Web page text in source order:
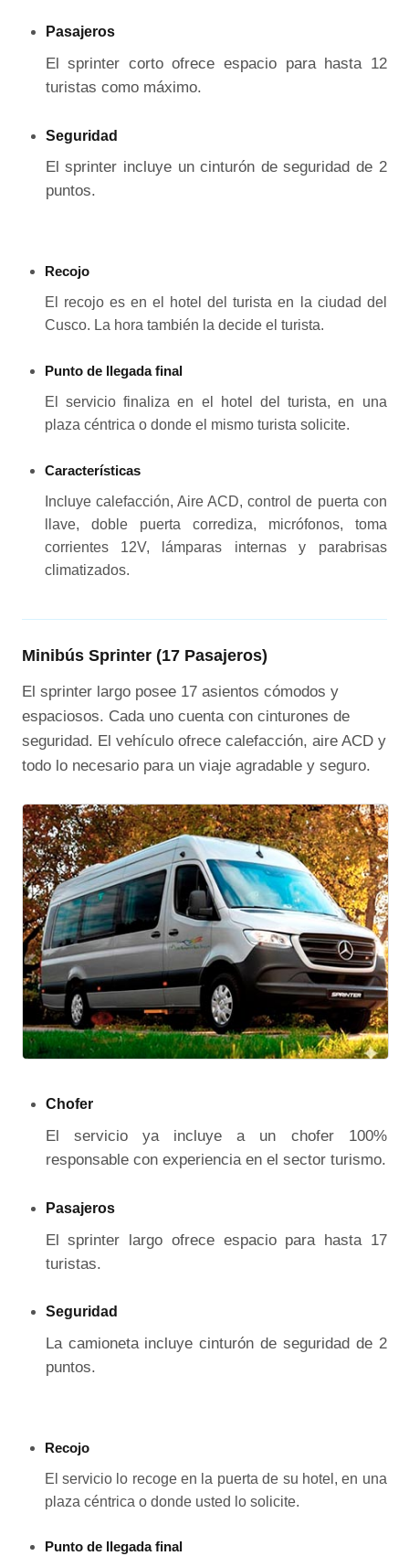
Pasajeros
El sprinter corto ofrece espacio para hasta 12
turistas como máximo.
Seguridad
El sprinter incluye un cinturón de seguridad de 2
puntos.
Recojo
El recojo es en el hotel del turista en la ciudad del
Cusco. La hora también la decide el turista.
Punto de llegada final
El servicio finaliza en el hotel del turista, en una
plaza céntrica o donde el mismo turista solicite.
Características
Incluye calefacción, Aire ACD, control de puerta con
llave, doble puerta corrediza, micrófonos, toma
corrientes 12V, lámparas internas y parabrisas
climatizados.
Minibús Sprinter (17 Pasajeros)
El sprinter largo posee 17 asientos cómodos y
espaciosos. Cada uno cuenta con cinturones de
seguridad. El vehículo ofrece calefacción, aire ACD y
todo lo necesario para un viaje agradable y seguro.
Chofer
El servicio ya incluye a un chofer 100%
responsable con experiencia en el sector turismo.
Pasajeros
El sprinter largo ofrece espacio para hasta 17
turistas.
Seguridad
La camioneta incluye cinturón de seguridad de 2
puntos.
Recojo
El servicio lo recoge en la puerta de su hotel, en una
plaza céntrica o donde usted lo solicite.
Punto de llegada final